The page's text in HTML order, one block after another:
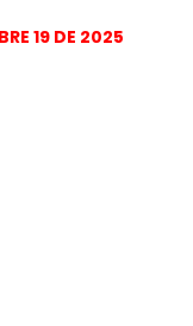
19 DE 2025